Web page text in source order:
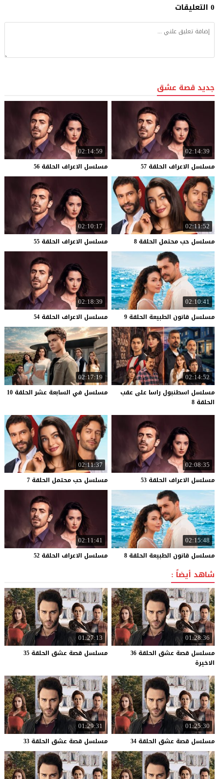
0 التعليقات
جديد قصة عشق
02:14:39
مسلسل الاعراف الحلقة 57
02:14:59
مسلسل الاعراف الحلقة 56
02:11:52
مسلسل حب محتمل الحلقة 8
02:10:17
مسلسل الاعراف الحلقة 55
02:10:41
مسلسل قانون الطبيعة الحلقة 9
02:18:39
مسلسل الاعراف الحلقة 54
02:14:52
مسلسل اسطنبول راسا على عقب
الحلقة 8
02:17:19
مسلسل في السابعة عشر الحلقة 10
02:08:35
مسلسل الاعراف الحلقة 53
02:11:37
مسلسل حب محتمل الحلقة 7
02:15:48
مسلسل قانون الطبيعة الحلقة 8
02:11:41
مسلسل الاعراف الحلقة 52
شاهد أيضاً :
01:28:36
مسلسل قصة عشق الحلقة 36
الاخيرة
01:27:13
مسلسل قصة عشق الحلقة 35
01:25:30
مسلسل قصة عشق الحلقة 34
01:29:31
مسلسل قصة عشق الحلقة 33